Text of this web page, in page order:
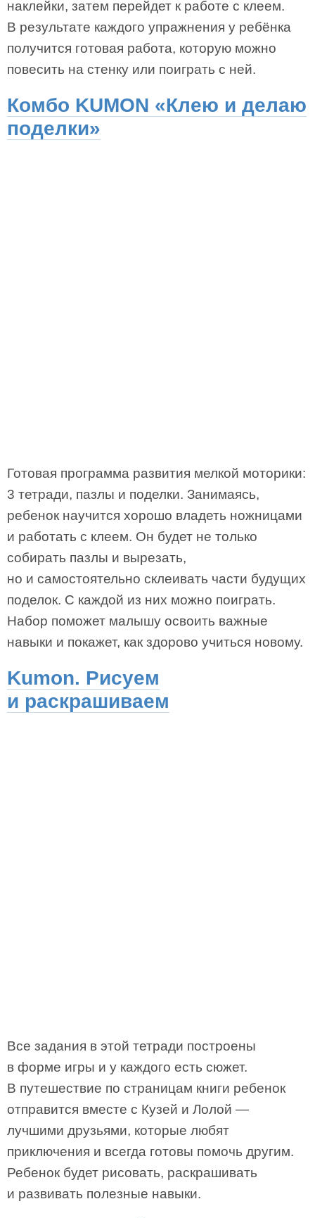
наклейки, затем перейдет к работе с клеем.
В результате каждого упражнения у ребёнка
получится готовая работа, которую можно
повесить на стенку или поиграть с ней.
Комбо KUMON «Клею и делаю
поделки»
Готовая программа развития мелкой моторики:
3 тетради, пазлы и поделки. Занимаясь,
ребенок научится хорошо владеть ножницами
и работать с клеем. Он будет не только
собирать пазлы и вырезать,
но и самостоятельно склеивать части будущих
поделок. С каждой из них можно поиграть.
Набор поможет малышу освоить важные
навыки и покажет, как здорово учиться новому.
Kumon. Рисуем
и раскрашиваем
Все задания в этой тетради построены
в форме игры и у каждого есть сюжет.
В путешествие по страницам книги ребенок
отправится вместе с Кузей и Лолой —
лучшими друзьями, которые любят
приключения и всегда готовы помочь другим.
Ребенок будет рисовать, раскрашивать
и развивать полезные навыки.